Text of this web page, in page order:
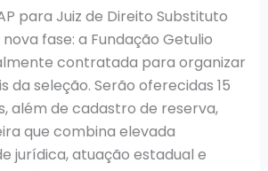
para Juiz de Direito Substituto
fase: a Fundação Getulio
contratada para organizar
da seleção. Serão oferecidas 15
além de cadastro de reserva,
que combina elevada
jurídica, atuação estadual e